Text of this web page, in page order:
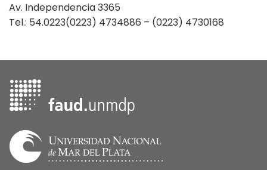
Av. Independencia 3365
Tel.: 54.0223(0223) 4734886 – (0223) 4730168